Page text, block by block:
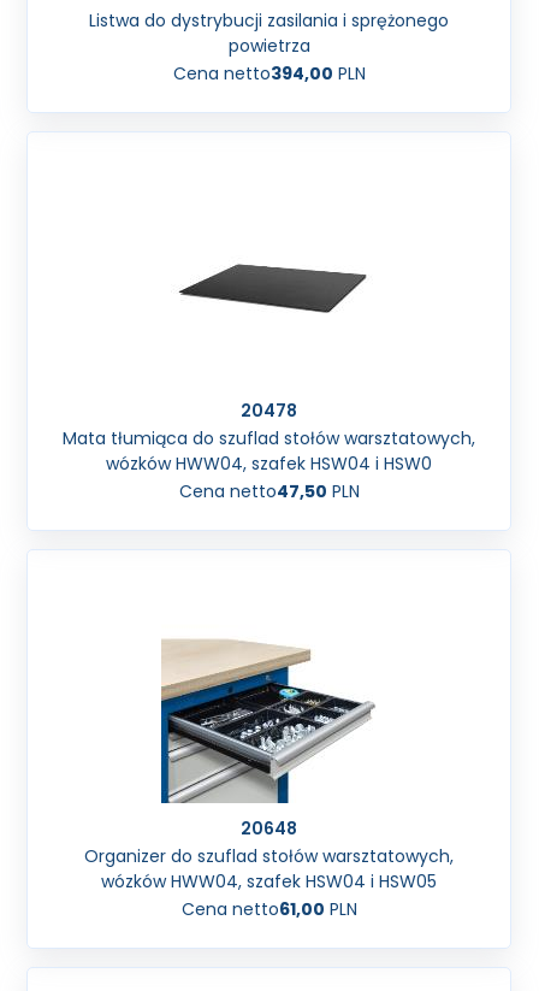
Listwa do dystrybucji zasilania i sprężonego
powietrza
Cena netto394,00 PLN
20478
Mata tłumiąca do szuflad stołów warsztatowych,
wózków HWW04, szafek HSW04 i HSW0
Cena netto47,50 PLN
20648
Organizer do szuflad stołów warsztatowych,
wózków HWW04, szafek HSW04 i HSW05
Cena netto61,00 PLN